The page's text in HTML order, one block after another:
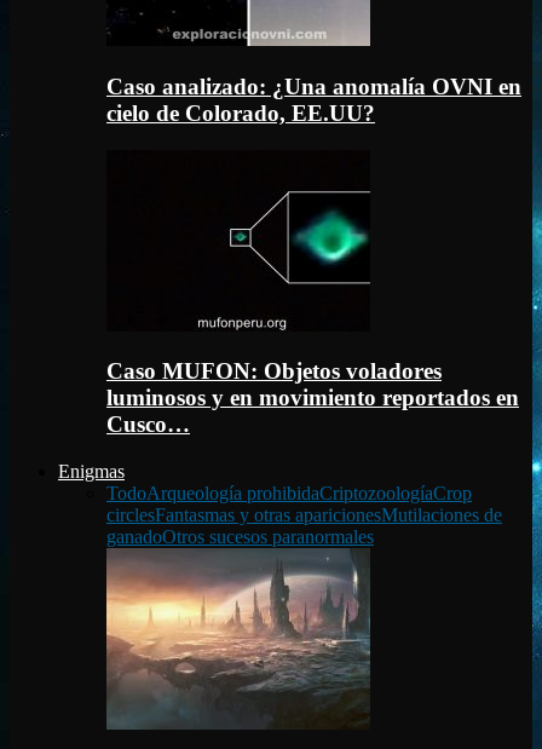
Caso analizado: ¿Una anomalía OVNI en
cielo de Colorado, EE.UU?
Caso MUFON: Objetos voladores
luminosos y en movimiento reportados en
Cusco…
Enigmas
TodoArqueología prohibidaCriptozoologíaCrop
circlesFantasmas y otras aparicionesMutilaciones de
ganadoOtros sucesos paranormales